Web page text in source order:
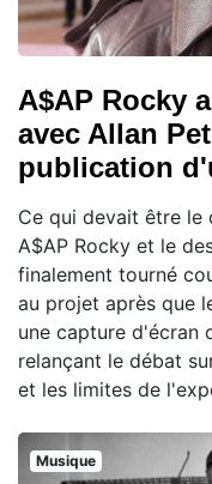
A$AP Rocky
avec Allan
publication
Ce qui devait être
A$AP Rocky et le
finalement tourné
au projet après que
une capture d'écran
relançant le débat
et les limites de
Musique